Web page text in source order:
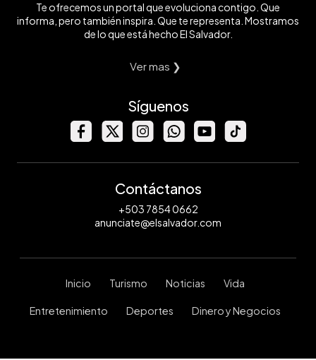
Te ofrecemos un portal que evoluciona contigo. Que
informa, pero también inspira. Que te representa. Mostramos
de lo que está hecho El Salvador.
Ver mas ❯
Síguenos
Contáctanos
+503 7854 0662
anunciate@elsalvador.com
Inicio Turismo Noticias Vida
Entretenimiento Deportes Dinero y Negocios